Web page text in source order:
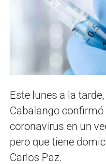
Este lunes a la
Cabalango
coronavirus en un
pero que tiene
Carlos Paz.